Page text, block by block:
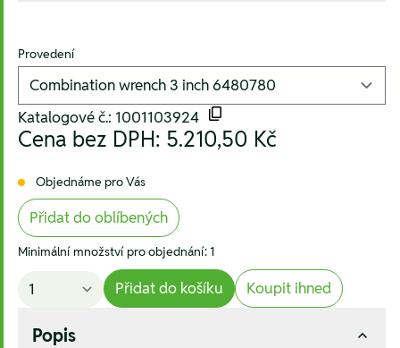
Provedení
Katalogové č.: 1001103924
Cena bez DPH: 5.210,50 Kč
Objednáme pro Vás
Přidat do oblíbených
Minimální množství pro objednání: 1
Přidat do košíku Koupit ihned
Popis